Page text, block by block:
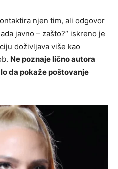
njen tim, ali odgovor
javno – zašto?“ iskreno je
doživljava više kao
Ne poznaje lično autora
da pokaže poštovanje